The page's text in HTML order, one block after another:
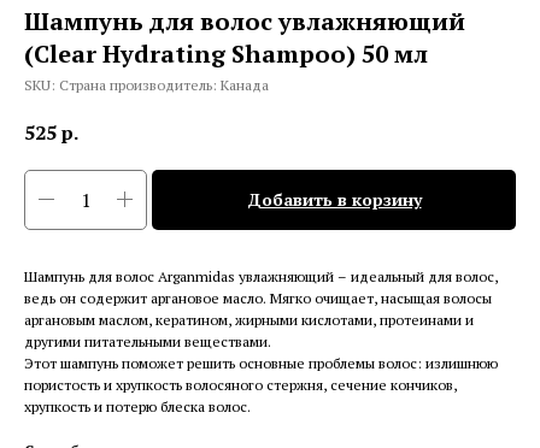
Шампунь для волос увлажняющий
(Clear Hydrating Shampoo) 50 мл
SKU: Страна производитель: Канада
525р.
Добавить в корзину
Шампунь для волос Arganmidas увлажняющий – идеальный для волос,
ведь он содержит аргановое масло. Мягко очищает, насыщая волосы
аргановым маслом, кератином, жирными кислотами, протеинами и
другими питательными веществами.
Этот шампунь поможет решить основные проблемы волос: излишнюю
пористость и хрупкость волосяного стержня, сечение кончиков,
хрупкость и потерю блеска волос.